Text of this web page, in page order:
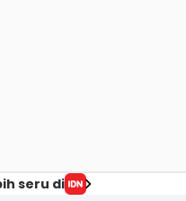
seru di